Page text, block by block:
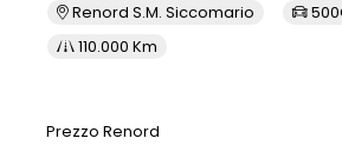
Renord S.M. Siccomario
110.000 Km
Prezzo Renord